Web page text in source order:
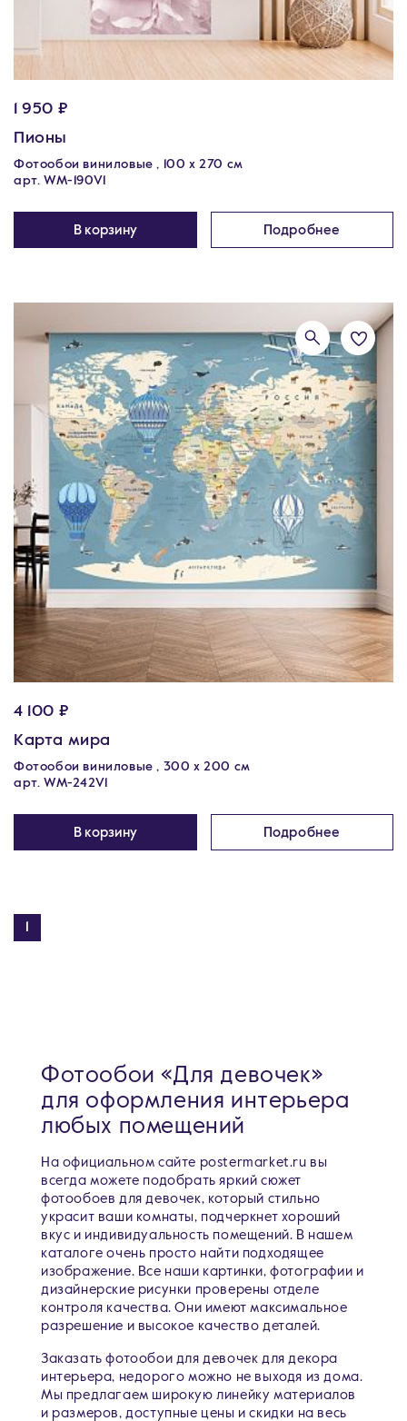
1 950 ₽
Пионы
Фотообои виниловые , 100 x 270 см
арт. WM-190V1
В корзину Подробнее
4 100 ₽
Карта мира
Фотообои виниловые , 300 х 200 см
арт. WM-242V1
В корзину Подробнее
Фотообои «Для девочек»
для оформления интерьера
любых помещений
На официальном сайте postermarket.ru вы
всегда можете подобрать яркий сюжет
фотообоев для девочек, который стильно
украсит ваши комнаты, подчеркнет хороший
вкус и индивидуальность помещений. В нашем
каталоге очень просто найти подходящее
изображение. Все наши картинки, фотографии и
дизайнерские рисунки проверены отделе
контроля качества. Они имеют максимальное
разрешение и высокое качество деталей.
Заказать фотообои для девочек для декора
интерьера, недорого можно не выходя из дома.
Мы предлагаем широкую линейку материалов
и размеров, доступные цены и скидки на весь